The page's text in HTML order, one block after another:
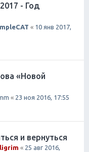
- Год
« 10 янв 2017,
«Новой
« 23 ноя 2016, 17:55
и вернуться
« 25 авг 2016,